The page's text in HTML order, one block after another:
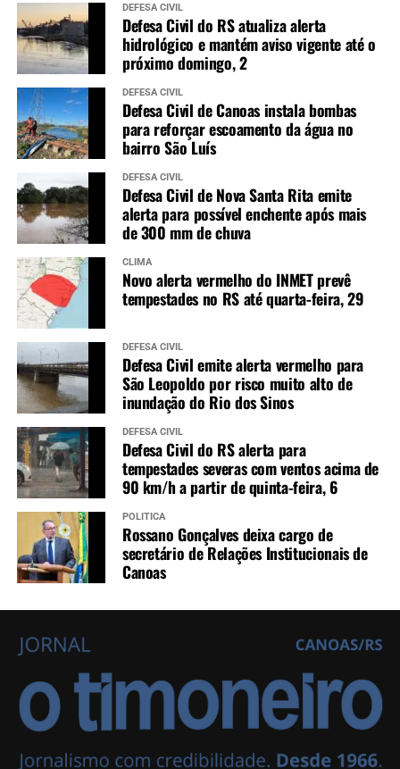
DEFESA CIVIL
Defesa Civil do RS atualiza alerta
hidrológico e mantém aviso vigente até o
próximo domingo, 2
DEFESA CIVIL
Defesa Civil de Canoas instala bombas
para reforçar escoamento da água no
bairro São Luís
DEFESA CIVIL
Defesa Civil de Nova Santa Rita emite
alerta para possível enchente após mais
de 300 mm de chuva
CLIMA
Novo alerta vermelho do INMET prevê
tempestades no RS até quarta-feira, 29
DEFESA CIVIL
Defesa Civil emite alerta vermelho para
São Leopoldo por risco muito alto de
inundação do Rio dos Sinos
DEFESA CIVIL
Defesa Civil do RS alerta para
tempestades severas com ventos acima de
90 km/h a partir de quinta-feira, 6
POLÍTICA
Rossano Gonçalves deixa cargo de
secretário de Relações Institucionais de
Canoas